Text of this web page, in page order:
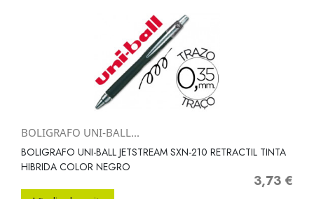
BOLIGRAFO UNI-BALL...
BOLIGRAFO UNI-BALL JETSTREAM SXN-210 RETRACTIL TINTA
HIBRIDA COLOR NEGRO
Precio
3,73 €